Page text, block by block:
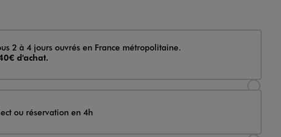
2 à 4 jours ouvrés en France métropolitaine.
d'achat.
ou réservation en 4h